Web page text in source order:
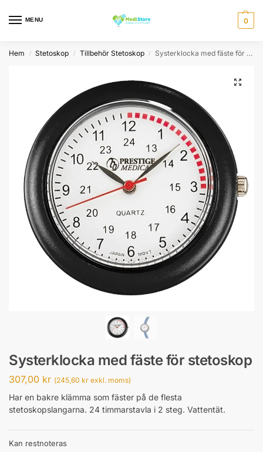
MENU 0
Hem / Stetoskop / Tillbehör Stetoskop / Systerklocka med fäste för stetoskop
Systerklocka med fäste för stetoskop
307,00 kr (245,60 kr exkl. moms)
Har en bakre klämma som fäster på de flesta
stetoskopslangarna. 24 timmarstavla i 2 steg. Vattentät.
Kan restnoteras